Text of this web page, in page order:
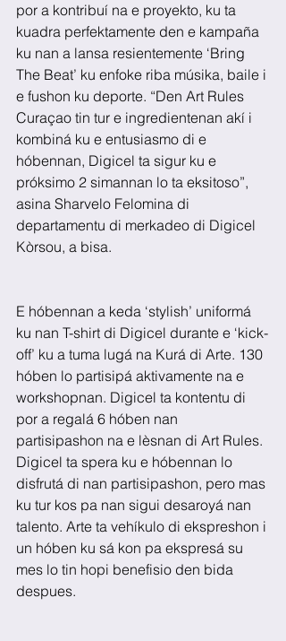
por a kontribuí na e proyekto, ku ta
kuadra perfektamente den e kampaña
ku nan a lansa resientemente ‘Bring
The Beat’ ku enfoke riba músika, baile i
e fushon ku deporte. “Den Art Rules
Curaçao tin tur e ingredientenan akí i
kombiná ku e entusiasmo di e
hóbennan, Digicel ta sigur ku e
próksimo 2 simannan lo ta eksitoso”,
asina Sharvelo Felomina di
departamentu di merkadeo di Digicel
Kòrsou, a bisa.
E hóbennan a keda ‘stylish’ uniformá
ku nan T-shirt di Digicel durante e ‘kick-
off’ ku a tuma lugá na Kurá di Arte. 130
hóben lo partisipá aktivamente na e
workshopnan. Digicel ta kontentu di
por a regalá 6 hóben nan
partisipashon na e lèsnan di Art Rules.
Digicel ta spera ku e hóbennan lo
disfrutá di nan partisipashon, pero mas
ku tur kos pa nan sigui desaroyá nan
talento. Arte ta vehíkulo di ekspreshon i
un hóben ku sá kon pa ekspresá su
mes lo tin hopi benefisio den bida
despues.